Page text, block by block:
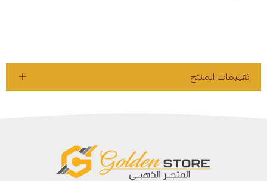
تقييمات المنتج